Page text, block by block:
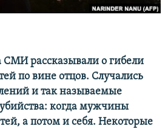
СМИ рассказывали о гибели
по вине отцов. Случались
и так называемые
когда мужчины
а потом и себя. Некоторые